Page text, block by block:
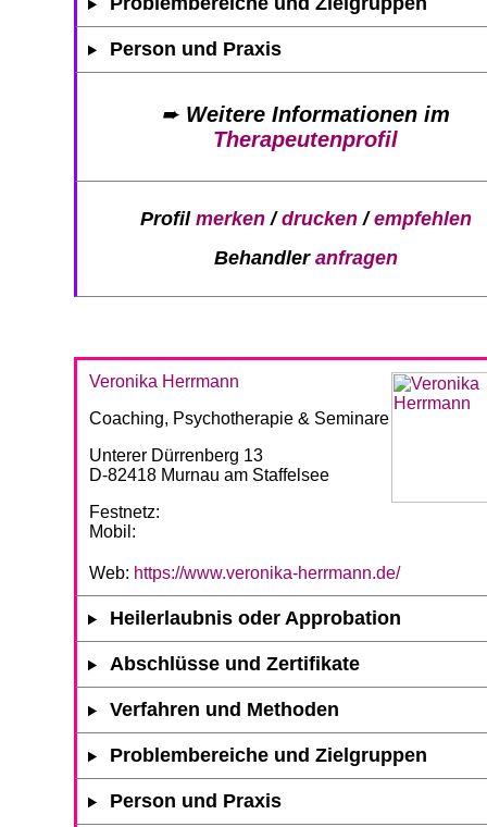
Person und Praxis
➨ Weitere Informationen im
Therapeutenprofil
Profil merken/drucken/empfehlen
Behandler anfragen
Veronika Herrmann
Coaching, Psychotherapie & Seminare
Unterer Dürrenberg 13
D-82418 Murnau am Staffelsee
Festnetz:
Mobil:
Web: https://www.veronika-herrmann.de/
Heilerlaubnis oder Approbation
Abschlüsse und Zertifikate
Verfahren und Methoden
Problembereiche und Zielgruppen
Person und Praxis